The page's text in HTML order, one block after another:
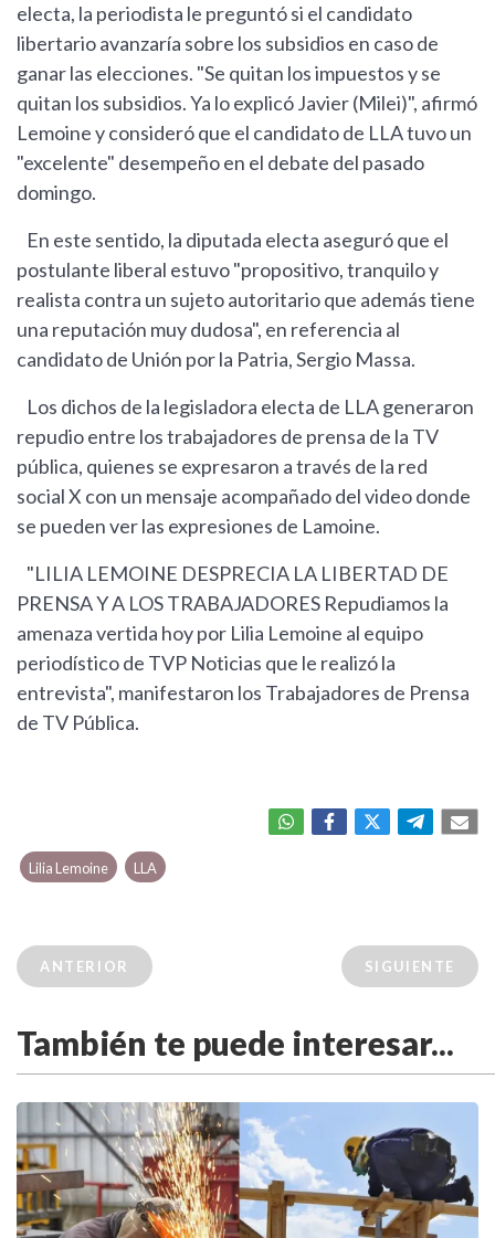
electa, la periodista le preguntó si el candidato
libertario avanzaría sobre los subsidios en caso de
ganar las elecciones. "Se quitan los impuestos y se
quitan los subsidios. Ya lo explicó Javier (Milei)", afirmó
Lemoine y consideró que el candidato de LLA tuvo un
"excelente" desempeño en el debate del pasado
domingo.
En este sentido, la diputada electa aseguró que el
postulante liberal estuvo "propositivo, tranquilo y
realista contra un sujeto autoritario que además tiene
una reputación muy dudosa", en referencia al
candidato de Unión por la Patria, Sergio Massa.
Los dichos de la legisladora electa de LLA generaron
repudio entre los trabajadores de prensa de la TV
pública, quienes se expresaron a través de la red
social X con un mensaje acompañado del video donde
se pueden ver las expresiones de Lamoine.
"LILIA LEMOINE DESPRECIA LA LIBERTAD DE
PRENSA Y A LOS TRABAJADORES Repudiamos la
amenaza vertida hoy por Lilia Lemoine al equipo
periodístico de TVP Noticias que le realizó la
entrevista", manifestaron los Trabajadores de Prensa
de TV Pública.
Lilia Lemoine LLA
ANTERIOR SIGUIENTE
También te puede interesar...